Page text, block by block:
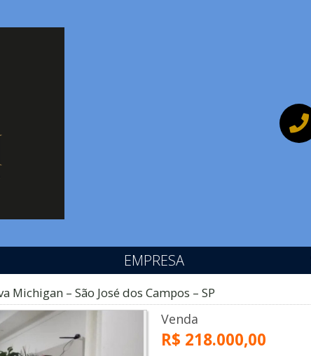
EMPRESA
Michigan – São José dos Campos – SP
Venda
R$ 218.000,00